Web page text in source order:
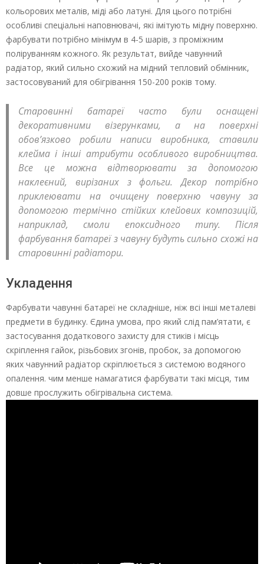
кольорових металів, міді або латуні. Для цього потрібні
особливі спеціальні наповнювачі, які імітують мідну поверхню.
фарбувати потрібно мінімум в 4-5 шарів, з проміжним
поліруванням кожного. Як результат, вийде чавунний
радіатор, який сильно схожий на мідний тепловий обмінник,
застосовуваний для обігрівання 150-200 років тому.
Старовинні батареї часто були оснащені
декоративними візерунками, а на поверхні
обов’язково робили написи виробника, ставили
клейма і інші атрибути особливого виробництва.
Все це можна відтворювати за допомогою
наклеєний, вирізаних з фольги. Декор потрібно
приклеювати на очищену поверхню чавуну за
допомогою термічно стійких клейових композицій,
наприклад, смоли епоксидного типу. Після
фарбування батареї з чавуну будуть сильно схожі на
старовинні радіатори.
Укладення
Фарбувати чавунні батареї не складніше, ніж всі інші металеві
предмети в будинку. Єдина умова, про який слід пам’ятати, є
застосування додаткового захисту для стиків і місць
скріплення гайок, різьбових згонів, пробок, за допомогою
яких чавунний радіатор скріплюється з системою водяного
опалення. чим менше намагатися фарбувати такі місця, тим
довше прослужить обігрівальна система.